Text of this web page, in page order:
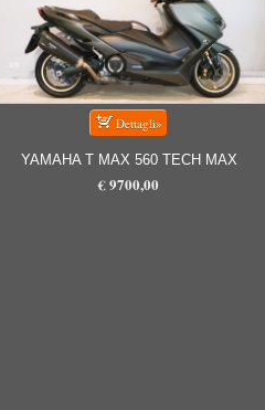
YAMAHA T MAX 560 TECH MAX
€ 9700,00